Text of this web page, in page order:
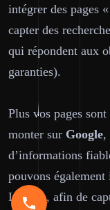
intégrer des pages
capter des
qui répondent aux
garanties).
Plus vos pages
monter sur Google,
d’informations
pouvons également
Langon, afin de